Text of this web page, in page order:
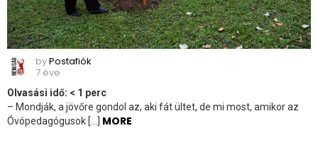
byPostafiók
7 éve
Olvasási idő: < 1 perc
– Mondják, a jövőre gondol az, aki fát ültet, de mi most, amikor az
Óvópedagógusok […] MORE